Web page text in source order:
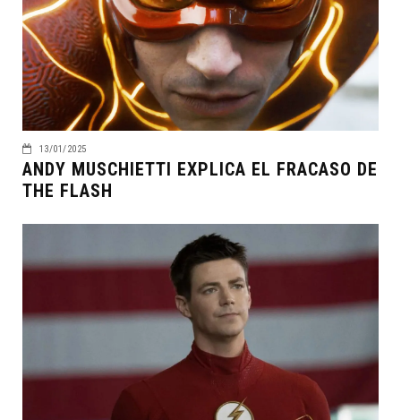
13/01/2025
ANDY MUSCHIETTI EXPLICA EL FRACASO DE
THE FLASH